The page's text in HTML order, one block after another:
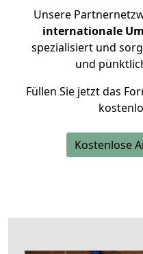
Unsere
internationale
spezialisiert und
und
Füllen Sie jetzt das
Kostenlose